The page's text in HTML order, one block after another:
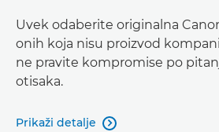
Uvek odaberite originalna
onih koja nisu proizvod
ne pravite kompromise po
otisaka.
Prikaži detalje 